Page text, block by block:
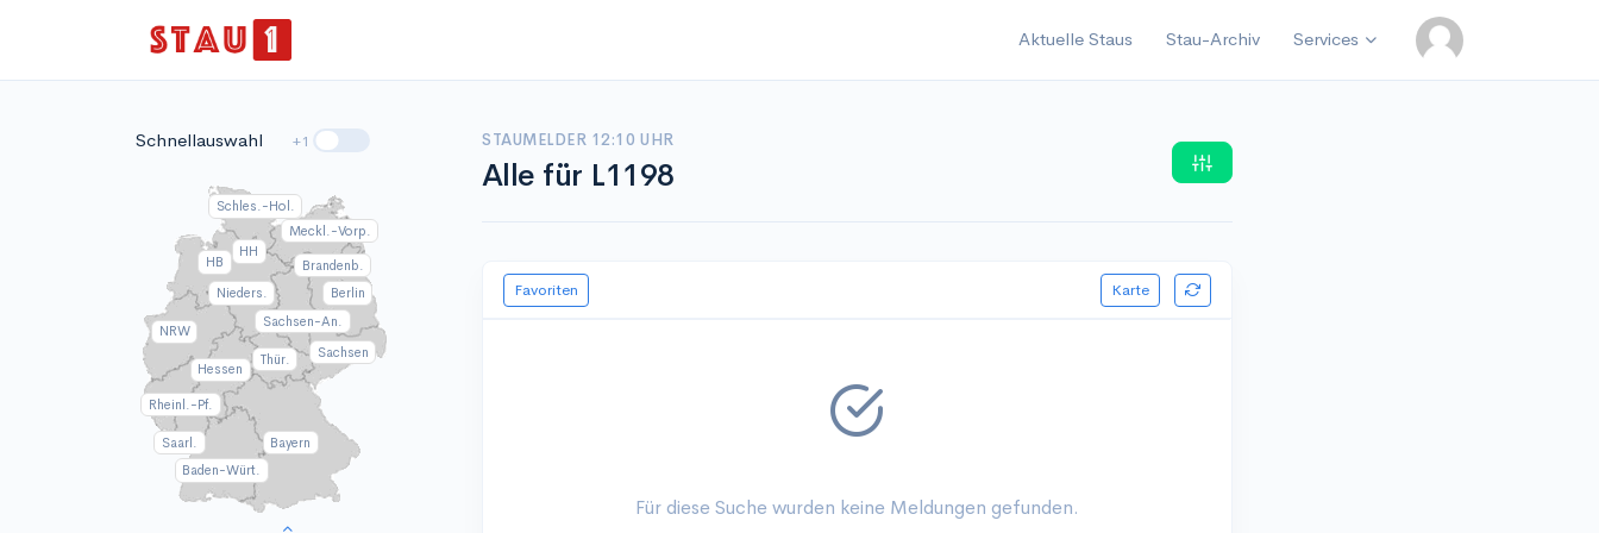
Aktuelle Staus Stau-Archiv Services
Schnellauswahl +1
Baden-Würt.
Bayern
Berlin
Brandenb.
HB
HH
Hessen
Meckl.-Vorp.
Nieders.
NRW
Rheinl.-Pf.
Saarl.
Sachsen-An.
Schles.-Hol.
Thür. Sachsen
STAUMELDER 12:10 UHR
Alle für L1198
Favoriten Karte
Für diese Suche wurden keine Meldungen gefunden.